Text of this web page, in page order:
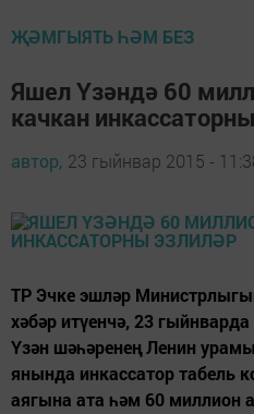
ҖӘМГЫЯТЬ ҺӘМ БЕЗ
Яшел Үзәндә 60
качкан
автор, 23 гыйнвар 2015 -
ТР Эчке эшләр
хәбәр итүенчә, 23
Үзән шәһәренең Ленин
янында инкассатор табель
аягына ата һәм 60 миллион